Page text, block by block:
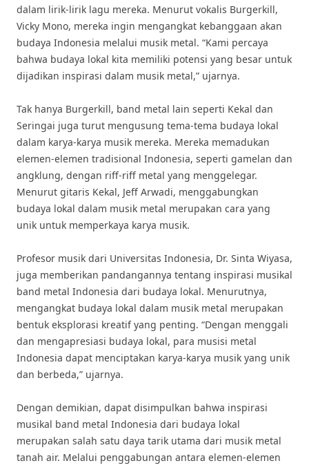
dalam lirik-lirik lagu mereka. Menurut vokalis Burgerkill,
Vicky Mono, mereka ingin mengangkat kebanggaan akan
budaya Indonesia melalui musik metal. “Kami percaya
bahwa budaya lokal kita memiliki potensi yang besar untuk
dijadikan inspirasi dalam musik metal,” ujarnya.
Tak hanya Burgerkill, band metal lain seperti Kekal dan
Seringai juga turut mengusung tema-tema budaya lokal
dalam karya-karya musik mereka. Mereka memadukan
elemen-elemen tradisional Indonesia, seperti gamelan dan
angklung, dengan riff-riff metal yang menggelegar.
Menurut gitaris Kekal, Jeff Arwadi, menggabungkan
budaya lokal dalam musik metal merupakan cara yang
unik untuk memperkaya karya musik.
Profesor musik dari Universitas Indonesia, Dr. Sinta Wiyasa,
juga memberikan pandangannya tentang inspirasi musikal
band metal Indonesia dari budaya lokal. Menurutnya,
mengangkat budaya lokal dalam musik metal merupakan
bentuk eksplorasi kreatif yang penting. “Dengan menggali
dan mengapresiasi budaya lokal, para musisi metal
Indonesia dapat menciptakan karya-karya musik yang unik
dan berbeda,” ujarnya.
Dengan demikian, dapat disimpulkan bahwa inspirasi
musikal band metal Indonesia dari budaya lokal
merupakan salah satu daya tarik utama dari musik metal
tanah air. Melalui penggabungan antara elemen-elemen